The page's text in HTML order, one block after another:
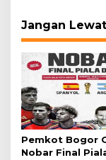
Jangan
Pemkot Bogor
Nobar Final